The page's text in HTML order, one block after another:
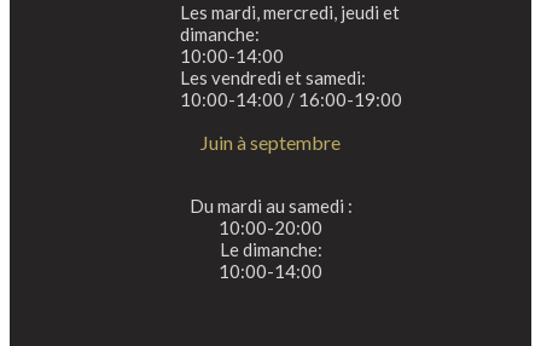
Les mardi, mercredi, jeudi et
dimanche:
10:00-14:00
Les vendredi et samedi:
10:00-14:00 / 16:00-19:00
Juin à septembre
Du mardi au samedi :
10:00-20:00
Le dimanche:
10:00-14:00